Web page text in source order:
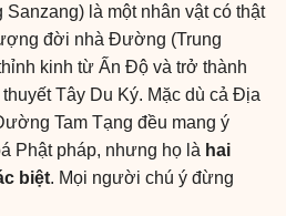
Sanzang) là một nhân vật có thật
đời nhà Đường (Trung
kinh từ Ấn Độ và trở thành
Tây Du Ký. Mặc dù cả Địa
Tam Tạng đều mang ý
Phật pháp, nhưng họ là hai
biệt. Mọi người chú ý đừng